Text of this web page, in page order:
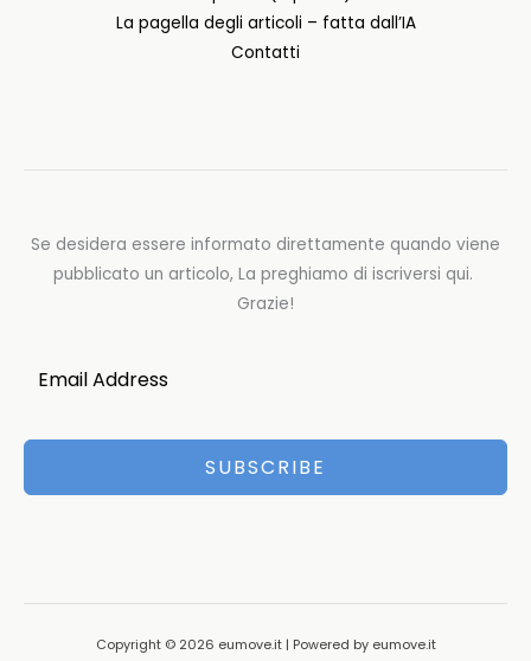
La pagella degli articoli – fatta dall’IA
Contatti
Se desidera essere informato direttamente quando viene
pubblicato un articolo, La preghiamo di iscriversi qui.
Grazie!
SUBSCRIBE
Copyright © 2026 eumove.it | Powered by eumove.it